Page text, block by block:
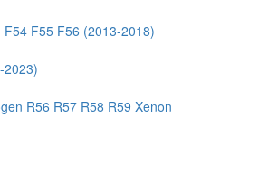
F55 F56 (2013-2018)
2023)
R56 R57 R58 R59 Xenon